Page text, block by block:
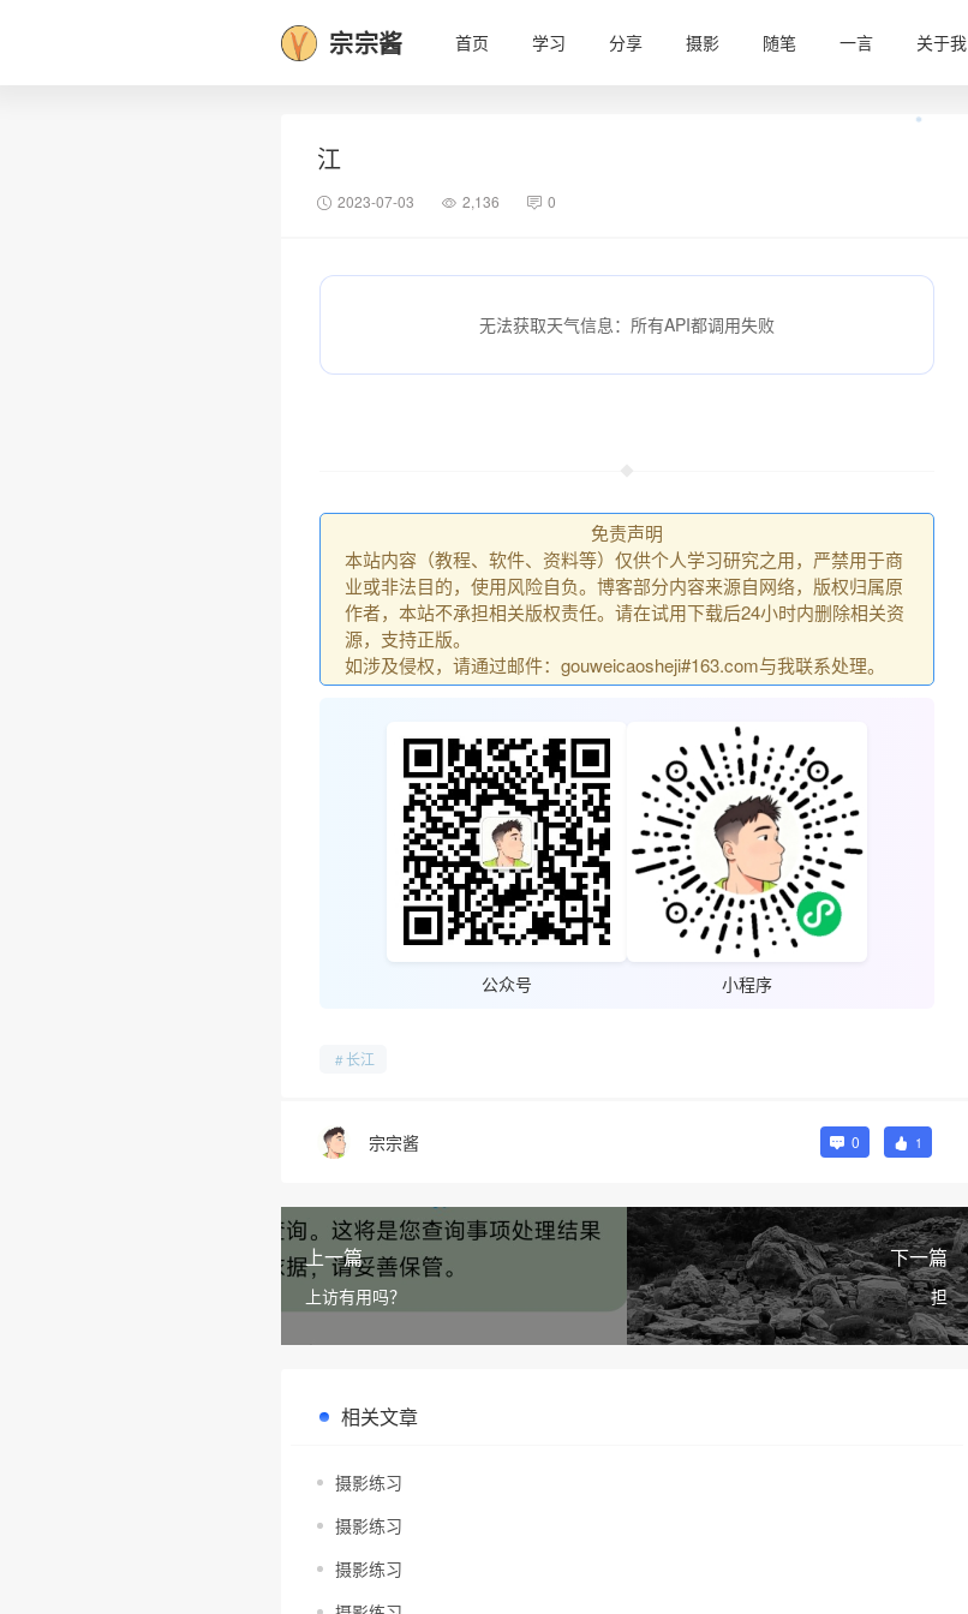
❅
宗宗酱 首页 学习 分享 摄影 随笔 一言 关于我
江
2023-07-03 2,136 0
无法获取天气信息：所有API都调用失败
免责声明
本站内容（教程、软件、资料等）仅供个人学习研究之用，严禁用于商
业或非法目的，使用风险自负。博客部分内容来源自网络，版权归属原
作者，本站不承担相关版权责任。请在试用下载后24小时内删除相关资
源，支持正版。
如涉及侵权，请通过邮件：gouweicaosheji#163.com与我联系处理。
公众号 小程序
长江
宗宗酱 0 1
上一篇
上访有用吗？
下一篇
担
相关文章
摄影练习
摄影练习
摄影练习